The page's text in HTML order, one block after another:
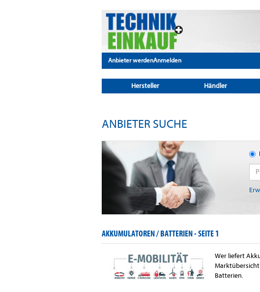
Anbieter werdenAnmelden
Hersteller Händler
ANBIETER SUCHE
AKKUMULATOREN / BATTERIEN -SEITE 1
Wer liefert
Batterien.